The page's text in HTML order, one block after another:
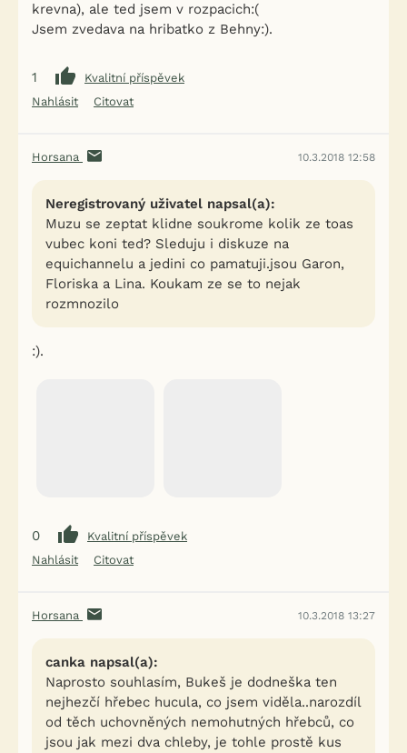
krevna), ale ted jsem v rozpacich:(
Jsem zvedava na hribatko z Behny:).
1
Kvalitní příspěvek
Nahlásit
Citovat
Horsana 10.3.2018 12:58
Neregistrovaný uživatel napsal(a):
Muzu se zeptat klidne soukrome kolik ze toas
vubec koni ted? Sleduju i diskuze na
equichannelu a jedini co pamatuji.jsou Garon,
Floriska a Lina. Koukam ze se to nejak
rozmnozilo
:).
0
Kvalitní příspěvek
Nahlásit
Citovat
Horsana 10.3.2018 13:27
canka napsal(a):
Naprosto souhlasím, Bukeš je dodneška ten
nejhezčí hřebec hucula, co jsem viděla..narozdíl
od těch uchovněných nemohutných hřebců, co
jsou jak mezi dva chleby, je tohle prostě kus